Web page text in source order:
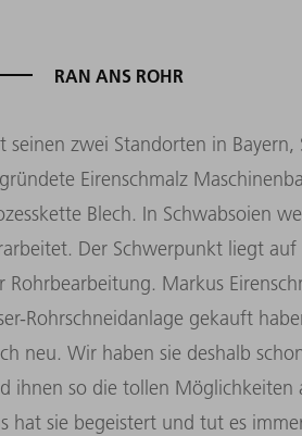
RAN ANS ROHR
seinen zwei Standorten in
Eirenschmalz
Blech. In Schwabsoien
Der Schwerpunkt liegt
Rohrbearbeitung. Markus
Rohrschneidanlage gekauft
neu. Wir haben sie deshalb
ihnen so die tollen Möglichkeiten
hat sie begeistert und tut es